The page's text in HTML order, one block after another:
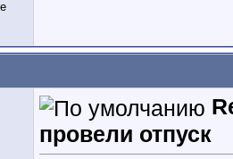
провели отпуск